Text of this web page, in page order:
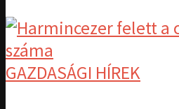
GAZDASÁGI HÍREK